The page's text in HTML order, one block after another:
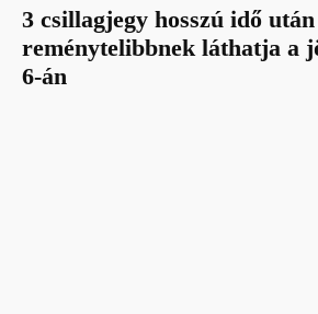
3 csillagjegy hosszú idő
reménytelibbnek láthatja a
6-án